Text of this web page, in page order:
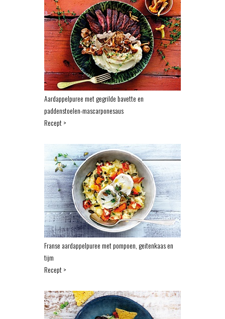
Aardappelpuree met gegrilde bavette en
paddenstoelen-mascarponesaus
Recept >
Franse aardappelpuree met pompoen, geitenkaas en
tijm
Recept >